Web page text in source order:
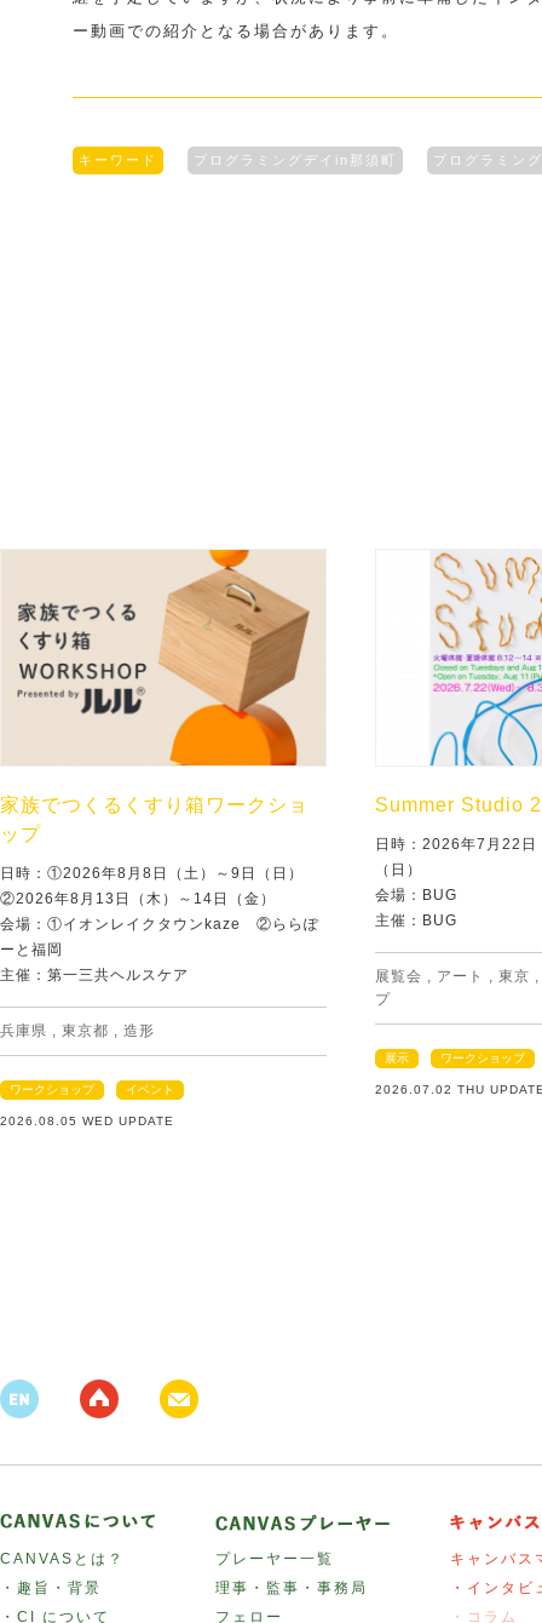
ー動画での紹介となる場合があります。
キーワード プログラミングデイin那須町 プログラミング
家族でつくるくすり箱ワークショ
ップ
日時：①2026年8月8日（土）～9日（日）
②2026年8月13日（木）～14日（金）
会場：①イオンレイクタウンkaze ②ららぽ
ーと福岡
主催：第一三共ヘルスケア
兵庫県 , 東京都 , 造形
ワークショップ イベント
2026.08.05 WED UPDATE
Summer Studio
日時：2026年7月22
（日）
会場：BUG
主催：BUG
展覧会 , アート , 東京
プ
展示 ワークショップ
2026.07.02 THU
CANVASとは？
・趣旨・背景
・CI について
プレーヤー一覧
理事・監事・事務局
フェロー
キャンバス
・インタビ
・コラム